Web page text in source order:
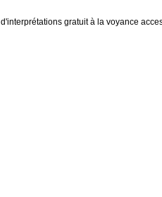
gratuit à la voyance